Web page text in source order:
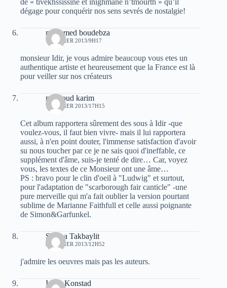
de « tivekhssissine et inighmane n’tmourth » qu’il
dégage pour conquérir nos sens sevrés de nostalgie!
mohamed boudebza
7 FÉVRIER 2013/9H17
monsieur Idir, je vous admire beaucoup vous etes un
authentique artiste et heureusement que la France est là
pour veiller sur nos créateurs
mouloud karim
7 FÉVRIER 2013/17H15
Cet album rapportera sûrement des sous à Idir -que
voulez-vous, il faut bien vivre- mais il lui rapportera
aussi, à n'en point douter, l'immense satisfaction d'avoir
su nous toucher par ce je ne sais quoi d'ineffable, ce
supplément d'âme, suis-je tenté de dire… Car, voyez
vous, les textes de ce Monsieur ont une âme…
PS : bravo pour le clin d'oeil à "Ludwig" et surtout,
pour l'adaptation de "scarborough fair canticle" -une
pure merveille qui m'a fait oublier la version pourtant
sublime de Marianne Faithfull et celle aussi poignante
de Simon&Garfunkel.
Salima Takbaylit
8 FÉVRIER 2013/12H52
j'admire les oeuvres mais pas les auteurs.
Inger Konstad